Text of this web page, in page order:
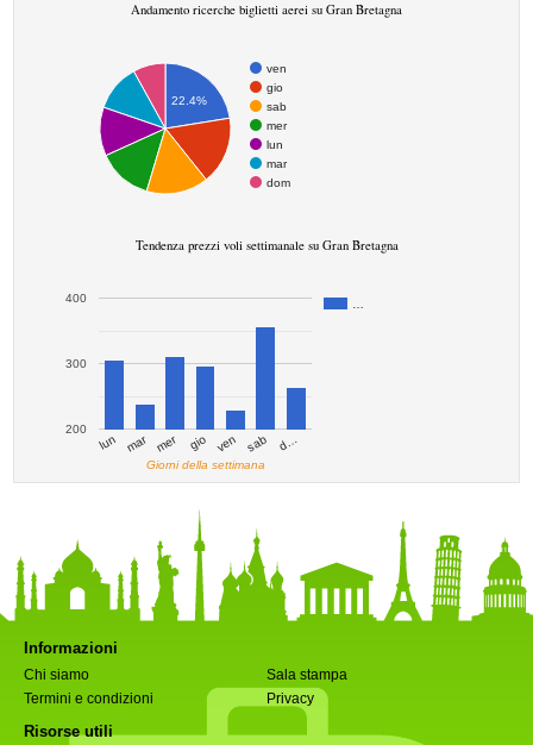
Andamento ricerche biglietti aerei su Gran Bretagna
ven
gio
sab
mer
lun
mar
dom
22.4%
Tendenza prezzi voli settimanale su Gran Bretagna
lun mar mer gio ven sab d…
200
300
400
Giorni della settimana
Informazioni
Chi siamo
Sala stampa
Termini e condizioni
Privacy
Risorse utili